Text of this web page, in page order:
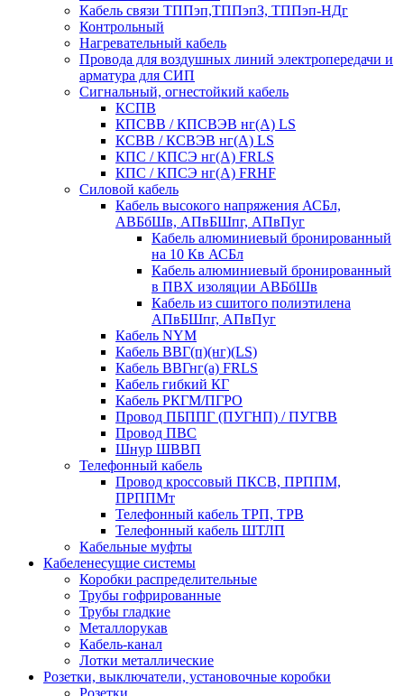
Кабель связи ТППэп,ТППэпЗ, ТППэп-НДг
Контрольный
Нагревательный кабель
Провода для воздушных линий электропередачи и
арматура для СИП
Сигнальный, огнестойкий кабель
КСПВ
КПСВВ / КПСВЭВ нг(А) LS
КСВВ / КСВЭВ нг(А) LS
КПС / КПСЭ нг(А) FRLS
КПС / КПСЭ нг(А) FRHF
Силовой кабель
Кабель высокого напряжения АСБл,
АВБбШв, АПвБШпг, АПвПуг
Кабель алюминиевый бронированный
на 10 Кв АСБл
Кабель алюминиевый бронированный
в ПВХ изоляции АВБбШв
Кабель из сшитого полиэтилена
АПвБШпг, АПвПуг
Кабель NYM
Кабель ВВГ(п)(нг)(LS)
Кабель ВВГнг(а) FRLS
Кабель гибкий КГ
Кабель РКГМ/ПГРО
Провод ПБППГ (ПУГНП) / ПУГВВ
Провод ПВС
Шнур ШВВП
Телефонный кабель
Провод кроссовый ПКСВ, ПРППМ,
ПРППМт
Телефонный кабель ТРП, ТРВ
Телефонный кабель ШТЛП
Кабельные муфты
Кабеленесущие системы
Коробки распределительные
Трубы гофрированные
Трубы гладкие
Металлорукав
Кабель-канал
Лотки металлические
Розетки, выключатели, установочные коробки